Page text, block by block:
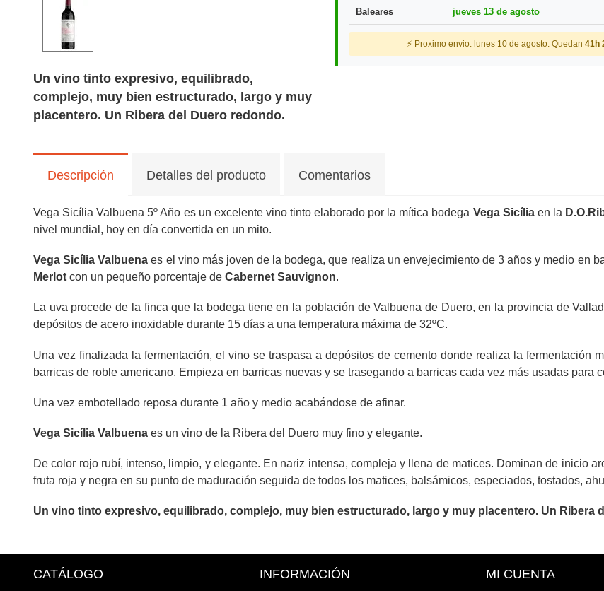
Un vino tinto expresivo, equilibrado,
complejo, muy bien estructurado, largo y muy
placentero. Un Ribera del Duero redondo.
Baleares jueves 13 de agosto
⚡ Proximo envio: lunes 10 de agosto. Quedan41h
Descripción Detalles del producto Comentarios
Vega Sicília Valbuena 5º Año es un excelente vino tinto elaborado por la mítica bodega Vega Sicília en la
nivel mundial, hoy en día convertida en un mito.
Vega Sicília Valbuena es el vino más joven de la bodega, que realiza un envejecimiento de 3 años y medio en
Merlot con un pequeño porcentaje de Cabernet Sauvignon.
La uva procede de la finca que la bodega tiene en la población de Valbuena de Duero, en la provincia de
depósitos de acero inoxidable durante 15 días a una temperatura máxima de 32ºC.
Una vez finalizada la fermentación, el vino se traspasa a depósitos de cemento donde realiza la fermentación
barricas de roble americano. Empieza en barricas nuevas y se trasegando a barricas cada vez más usadas para
Una vez embotellado reposa durante 1 año y medio acabándose de afinar.
Vega Sicília Valbuena es un vino de la Ribera del Duero muy fino y elegante.
De color rojo rubí, intenso, limpio, y elegante. En nariz intensa, compleja y llena de matices. Dominan de inicio
fruta roja y negra en su punto de maduración seguida de todos los matices, balsámicos, especiados, tostados,
Un vino tinto expresivo, equilibrado, complejo, muy bien estructurado, largo y muy placentero. Un Ribera
CATÁLOGO INFORMACIÓN MI CUENTA